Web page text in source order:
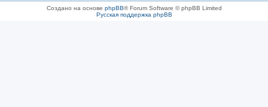
Создано на основе phpBB® Forum Software © phpBB Limited
Русская поддержка phpBB